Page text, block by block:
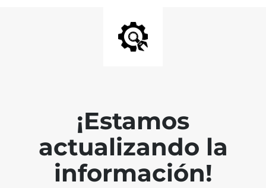
¡Estamos
actualizando la
información!